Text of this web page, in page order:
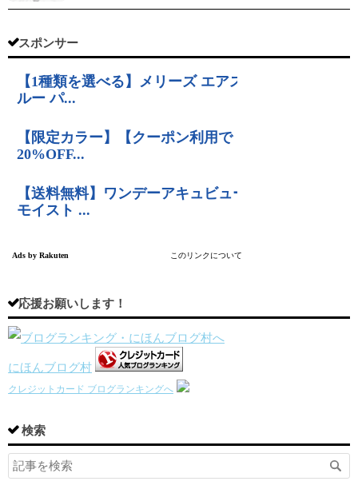
スポンサー
応援お願いします！
にほんブログ村
クレジットカード ブログランキングへ
検索